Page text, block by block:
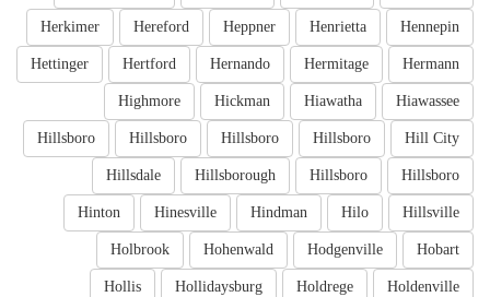
Hennepin
Henrietta
Heppner
Hereford
Herkimer
Hermann
Hermitage
Hernando
Hertford
Hettinger
Hiawassee
Hiawatha
Hickman
Highmore
Hill City
Hillsboro
Hillsboro
Hillsboro
Hillsboro
Hillsboro
Hillsboro
Hillsborough
Hillsdale
Hillsville
Hilo
Hindman
Hinesville
Hinton
Hobart
Hodgenville
Hohenwald
Holbrook
Holdenville
Holdrege
Hollidaysburg
Hollis